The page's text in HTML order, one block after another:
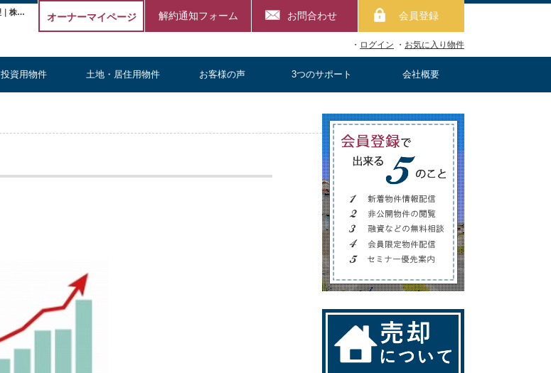
不動産投資ローン借り換えで収益アップ【更新】 | 埼玉の不動産投資・収益物件・建物管理｜株式会社エストハウジング オーナーマイページ 解約通知フォーム お問合わせ 会員登録
・ ログイン ・ お気に入り物件
投資用物件 土地・居住用物件 お客様の声 3つのサポート 会社概要